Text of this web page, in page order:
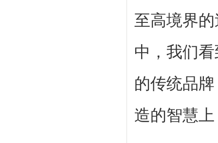
至高境界
中，我们
的传统品
造的智慧